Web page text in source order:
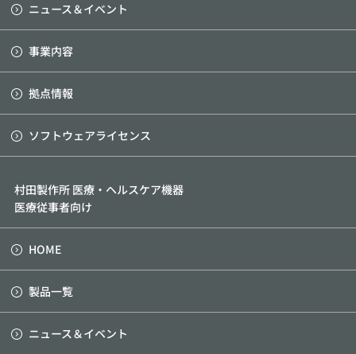
ニュース＆イベント
事業内容
拠点情報
ソフトウェアライセンス
村田製作所 医療・ヘルスケア機器
医療従事者向け
HOME
製品一覧
ニュース＆イベント